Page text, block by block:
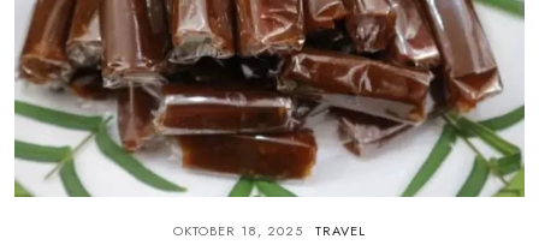
OKTOBER 18, 2025 TRAVEL